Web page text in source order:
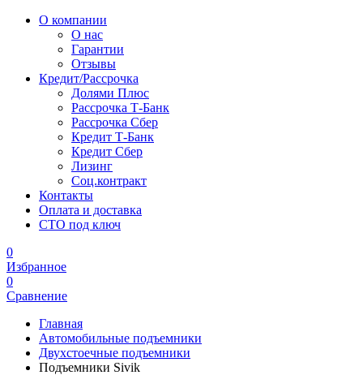
О компании
О нас
Гарантии
Отзывы
Кредит/Рассрочка
Долями Плюс
Рассрочка Т-Банк
Рассрочка Сбер
Кредит Т-Банк
Кредит Сбер
Лизинг
Соц.контракт
Контакты
Оплата и доставка
СТО под ключ
0
Избранное
0
Сравнение
Главная
Автомобильные подъемники
Двухстоечные подъемники
Подъемники Sivik